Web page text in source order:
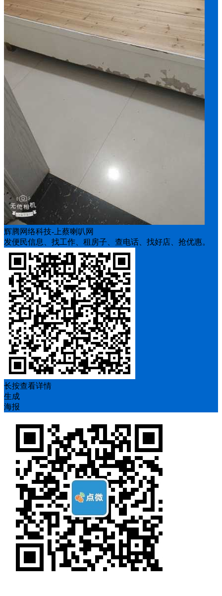
辉腾网络科技-上蔡喇叭网
发便民信息、找工作、租房子、查电话、找好店、抢优惠。
长按查看详情
生成
海报